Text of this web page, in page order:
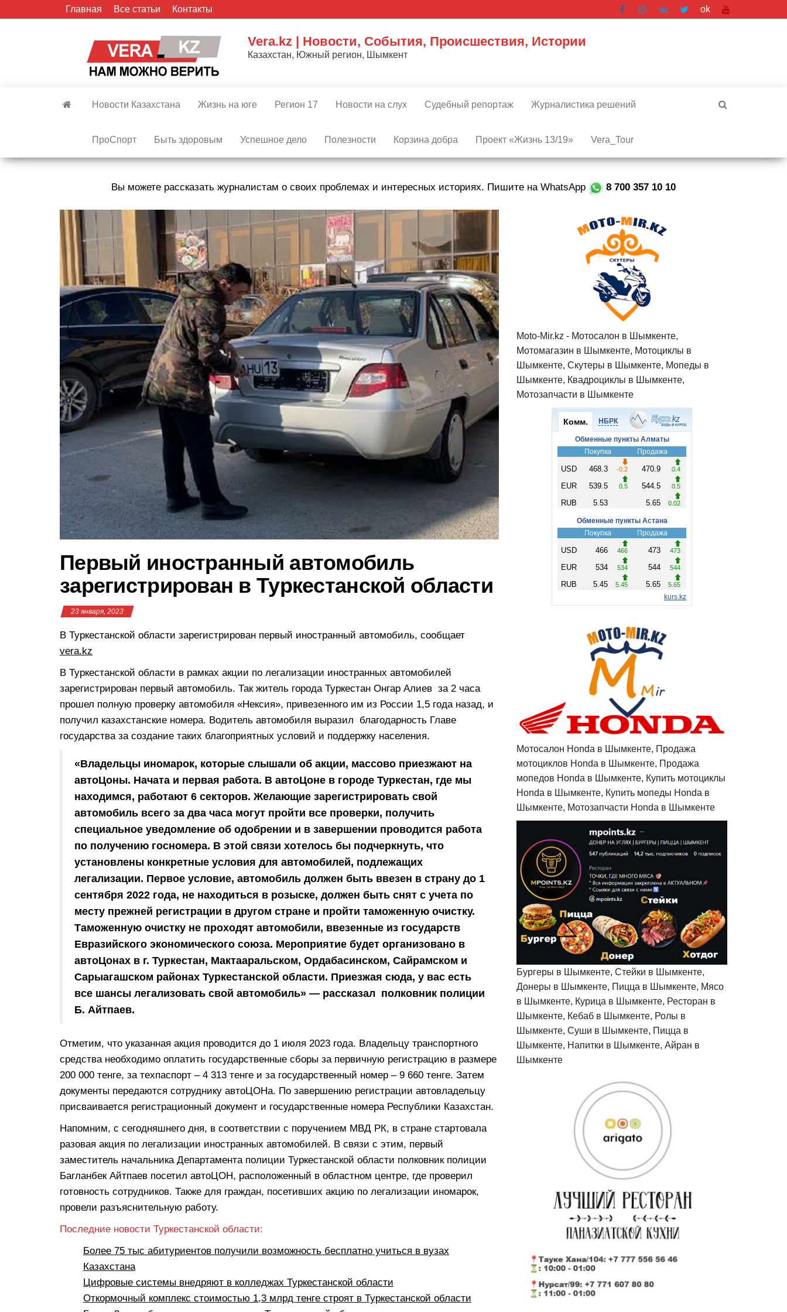
Главная Все статьи Контакты ok
Vera.kz | Новости, События, Происшествия, Истории
Казахстан, Южный регион, Шымкент
Новости Казахстана Жизнь на юге Регион 17 Новости на слух Судебный репортаж Журналистика решений
ПроСпорт Быть здоровым Успешное дело Полезности Корзина добра Проект «Жизнь 13/19» Vera_Tour
Вы можете рассказать журналистам о своих проблемах и интересных историях. Пишите на WhatsApp 8 700 357 10 10
Первый иностранный автомобиль
зарегистрирован в Туркестанской области
23 января, 2023
В Туркестанской области зарегистрирован первый иностранный автомобиль, сообщает
vera.kz
В Туркестанской области в рамках акции по легализации иностранных автомобилей
зарегистрирован первый автомобиль. Так житель города Туркестан Онгар Алиев за 2 часа
прошел полную проверку автомобиля «Нексия», привезенного им из России 1,5 года назад, и
получил казахстанские номера. Водитель автомобиля выразил благодарность Главе
государства за создание таких благоприятных условий и поддержку населения.
«Владельцы иномарок, которые слышали об акции, массово приезжают на
автоЦоны. Начата и первая работа. В автоЦоне в городе Туркестан, где мы
находимся, работают 6 секторов. Желающие зарегистрировать свой
автомобиль всего за два часа могут пройти все проверки, получить
специальное уведомление об одобрении и в завершении проводится работа
по получению госномера. В этой связи хотелось бы подчеркнуть, что
установлены конкретные условия для автомобилей, подлежащих
легализации. Первое условие, автомобиль должен быть ввезен в страну до 1
сентября 2022 года, не находиться в розыске, должен быть снят с учета по
месту прежней регистрации в другом стране и пройти таможенную очистку.
Таможенную очистку не проходят автомобили, ввезенные из государств
Евразийского экономического союза. Мероприятие будет организовано в
автоЦонах в г. Туркестан, Мактааральском, Ордабасинском, Сайрамском и
Сарыагашском районах Туркестанской области. Приезжая сюда, у вас есть
все шансы легализовать свой автомобиль» — рассказал полковник полиции
Б. Айтпаев.
Отметим, что указанная акция проводится до 1 июля 2023 года. Владельцу транспортного
средства необходимо оплатить государственные сборы за первичную регистрацию в размере
200 000 тенге, за техпаспорт – 4 313 тенге и за государственный номер – 9 660 тенге. Затем
документы передаются сотруднику автоЦОНа. По завершению регистрации автовладельцу
присваивается регистрационный документ и государственные номера Республики Казахстан.
Напомним, с сегодняшнего дня, в соответствии с поручением МВД РК, в стране стартовала
разовая акция по легализации иностранных автомобилей. В связи с этим, первый
заместитель начальника Департамента полиции Туркестанской области полковник полиции
Багланбек Айтпаев посетил автоЦОН, расположенный в областном центре, где проверил
готовность сотрудников. Также для граждан, посетивших акцию по легализации иномарок,
провели разъяснительную работу.
Последние новости Туркестанской области:
Более 75 тыс абитуриентов получили возможность бесплатно учиться в вузах
Казахстана
Цифровые системы внедряют в колледжах Туркестанской области
Откормочный комплекс стоимостью 1,3 млрд тенге строят в Туркестанской области
Moto-Mir.kz - Мотосалон в Шымкенте,
Мотомагазин в Шымкенте, Мотоциклы в
Шымкенте, Скутеры в Шымкенте, Мопеды в
Шымкенте, Квадроциклы в Шымкенте,
Мотозапчасти в Шымкенте
Мотосалон Honda в Шымкенте, Продажа
мотоциклов Honda в Шымкенте, Продажа
мопедов Honda в Шымкенте, Купить мотоциклы
Honda в Шымкенте, Купить мопеды Honda в
Шымкенте, Мотозапчасти Honda в Шымкенте
Бургеры в Шымкенте, Стейки в Шымкенте,
Донеры в Шымкенте, Пицца в Шымкенте, Мясо
в Шымкенте, Курица в Шымкенте, Ресторан в
Шымкенте, Кебаб в Шымкенте, Ролы в
Шымкенте, Суши в Шымкенте, Пицца в
Шымкенте, Напитки в Шымкенте, Айран в
Шымкенте